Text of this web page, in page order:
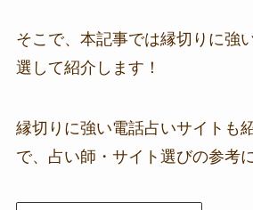
そこで、本記事では縁切りに強
選して紹介します！
縁切りに強い電話占いサイトも
で、占い師・サイト選びの参考